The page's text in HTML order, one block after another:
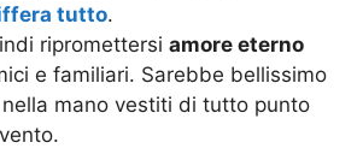
tutto.
ripromettersi amore eterno
e familiari. Sarebbe bellissimo
mano vestiti di tutto punto